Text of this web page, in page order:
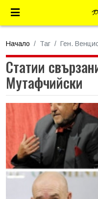
Начало Таг Ген.
Статии
Мутафчийски